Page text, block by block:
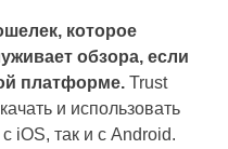
которое
обзора, если
платформе. Trust
и использовать
iOS, так и с Android.